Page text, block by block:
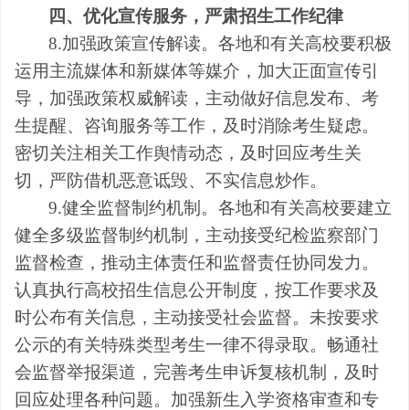
四、优化宣传服务，严肃招生工作纪律
8.加强政策宣传解读。各地和有关高校要积极
运用主流媒体和新媒体等媒介，加大正面宣传引
导，加强政策权威解读，主动做好信息发布、考
生提醒、咨询服务等工作，及时消除考生疑虑。
密切关注相关工作舆情动态，及时回应考生关
切，严防借机恶意诋毁、不实信息炒作。
9.健全监督制约机制。各地和有关高校要建立
健全多级监督制约机制，主动接受纪检监察部门
监督检查，推动主体责任和监督责任协同发力。
认真执行高校招生信息公开制度，按工作要求及
时公布有关信息，主动接受社会监督。未按要求
公示的有关特殊类型考生一律不得录取。畅通社
会监督举报渠道，完善考生申诉复核机制，及时
回应处理各种问题。加强新生入学资格审查和专